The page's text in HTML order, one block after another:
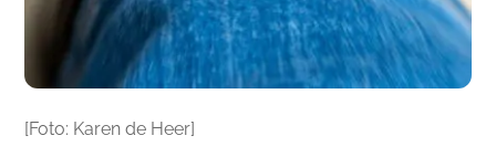
[Foto: Karen de Heer]